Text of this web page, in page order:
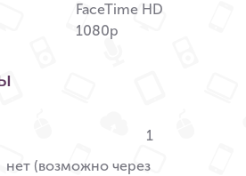
FaceTime HD
1080p
1
нет (возможно через